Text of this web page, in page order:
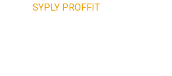
SYPLY PROFFIT